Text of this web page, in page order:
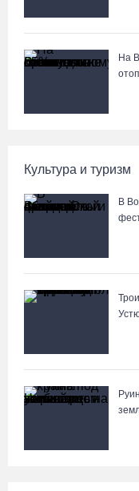
На
Культура и туризм
В